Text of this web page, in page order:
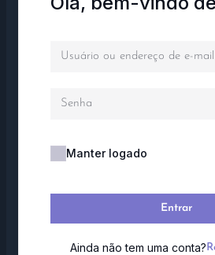
Manter logado
Entrar
Ainda não tem uma conta?